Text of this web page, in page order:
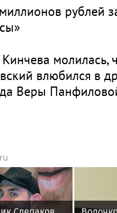
рублей
молилась,
влюбился в
Веры